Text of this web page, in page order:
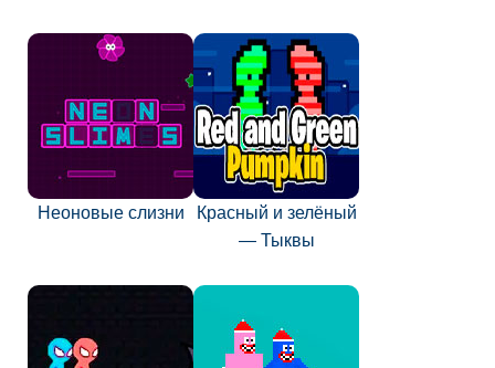
Неоновые слизни
Красный и зелёный
— Тыквы